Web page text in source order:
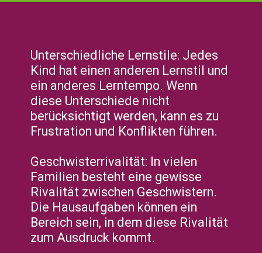
Unterschiedliche Lernstile: Jedes
Kind hat einen anderen Lernstil und
ein anderes Lerntempo. Wenn
diese Unterschiede nicht
berücksichtigt werden, kann es zu
Frustration und Konflikten führen.
Geschwisterrivalität: In vielen
Familien besteht eine gewisse
Rivalität zwischen Geschwistern.
Die Hausaufgaben können ein
Bereich sein, in dem diese Rivalität
zum Ausdruck kommt.